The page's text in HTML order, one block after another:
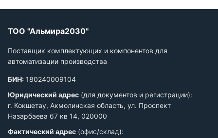
ТОО "Альмира2030"
Поставщик комплектующих и компонентов для
автоматизации производства
БИН: 180240009104
Юридический адрес (для документов и регистрации):
г. Кокшетау, Акмолинская область, ул. Проспект
Назарбаева 67 кв 14, 020000
Фактический адрес (офис/склад):